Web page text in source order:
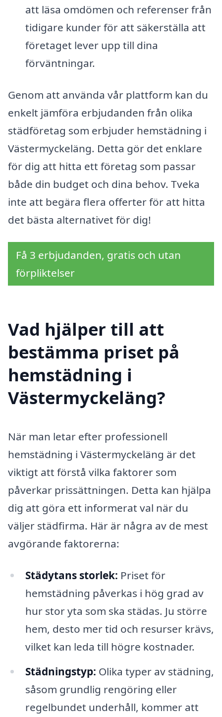
att läsa omdömen och referenser från
tidigare kunder för att säkerställa att
företaget lever upp till dina
förväntningar.
Genom att använda vår plattform kan du
enkelt jämföra erbjudanden från olika
städföretag som erbjuder hemstädning i
Västermyckeläng. Detta gör det enklare
för dig att hitta ett företag som passar
både din budget och dina behov. Tveka
inte att begära flera offerter för att hitta
det bästa alternativet för dig!
Få 3 erbjudanden, gratis och utan
förpliktelser
Vad hjälper till att
bestämma priset på
hemstädning i
Västermyckeläng?
När man letar efter professionell
hemstädning i Västermyckeläng är det
viktigt att förstå vilka faktorer som
påverkar prissättningen. Detta kan hjälpa
dig att göra ett informerat val när du
väljer städfirma. Här är några av de mest
avgörande faktorerna:
Städytans storlek: Priset för
hemstädning påverkas i hög grad av
hur stor yta som ska städas. Ju större
hem, desto mer tid och resurser krävs,
vilket kan leda till högre kostnader.
Städningstyp: Olika typer av städning,
såsom grundlig rengöring eller
regelbundet underhåll, kommer att